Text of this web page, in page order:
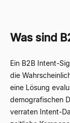
Was sind
Ein B2B Intent-
die
eine Lösung
demografischen
verraten Intent-